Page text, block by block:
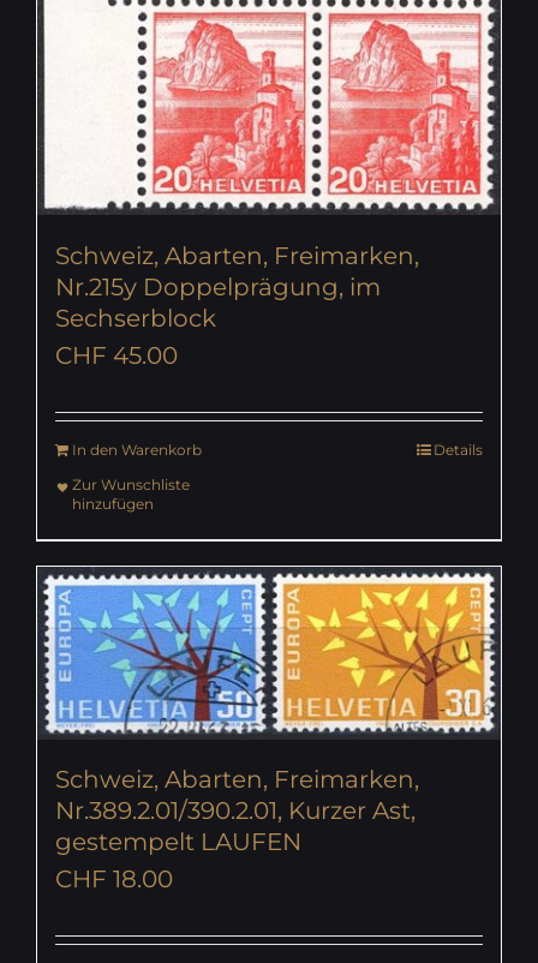
Schweiz, Abarten, Freimarken,
Nr.215y Doppelprägung, im
Sechserblock
CHF 45.00
In den Warenkorb
Details
Zur Wunschliste
hinzufügen
Schweiz, Abarten, Freimarken,
Nr.389.2.01/390.2.01, Kurzer Ast,
gestempelt LAUFEN
CHF 18.00